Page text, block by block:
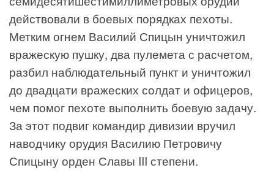
действовали в боевых порядках пехоты.
Метким огнем Василий Спицын уничтожил
вражескую пушку, два пулемета с расчетом,
разбил наблюдательный пункт и уничтожил
до двадцати вражеских солдат и офицеров,
чем помог пехоте выполнить боевую задачу.
За этот подвиг командир дивизии вручил
наводчику орудия Василию Петровичу
Спицыну орден Славы III степени.